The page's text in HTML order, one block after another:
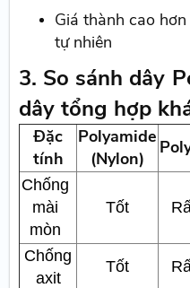
Giá thành cao
tự nhiên
3. So sánh dây
dây tổng hợp
Đặc
tính
Polyamide
(Nylon)
Chống
mài
mòn
Tốt
Chống
axit
Tốt